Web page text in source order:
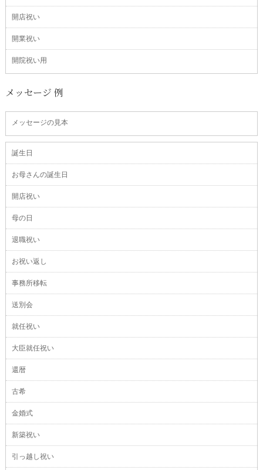
開店祝い
開業祝い
開院祝い用
メッセージ 例
メッセージの見本
誕生日
お母さんの誕生日
開店祝い
母の日
退職祝い
お祝い返し
事務所移転
送別会
就任祝い
大臣就任祝い
還暦
古希
金婚式
新築祝い
引っ越し祝い